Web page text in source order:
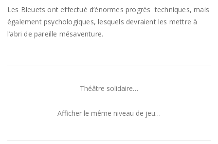
Les Bleuets ont effectué d’énormes progrès techniques, mais
également psychologiques, lesquels devraient les mettre à
l’abri de pareille mésaventure.
Théâtre solidaire…
Afficher le même niveau de jeu…